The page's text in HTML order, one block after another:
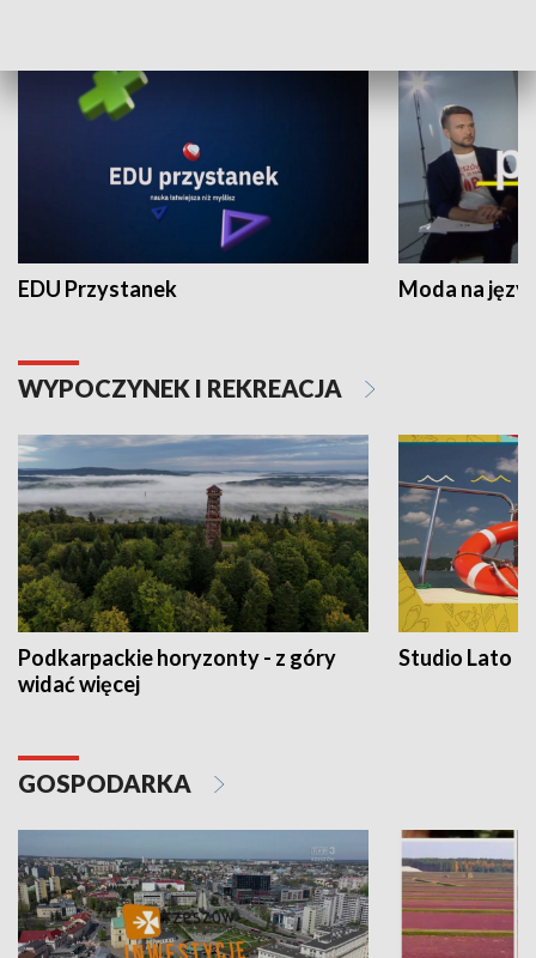
EDU Przystanek Moda na
WYPOCZYNEK I REKREACJA
Podkarpackie horyzonty - z góry
widać więcej
Studio Lato
GOSPODARKA